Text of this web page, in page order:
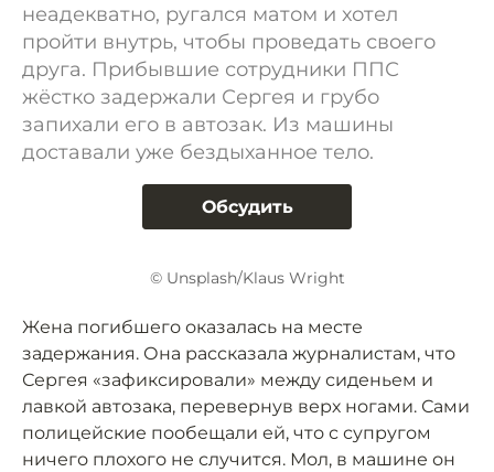
неадекватно, ругался матом и хотел
пройти внутрь, чтобы проведать своего
друга. Прибывшие сотрудники ППС
жёстко задержали Сергея и грубо
запихали его в автозак. Из машины
доставали уже бездыханное тело.
Обсудить
© Unsplash/Klaus Wright
Жена погибшего оказалась на месте
задержания. Она рассказала журналистам, что
Сергея «зафиксировали» между сиденьем и
лавкой автозака, перевернув верх ногами. Сами
полицейские пообещали ей, что с супругом
ничего плохого не случится. Мол, в машине он